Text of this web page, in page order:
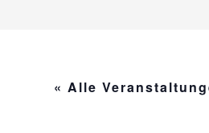
« Alle